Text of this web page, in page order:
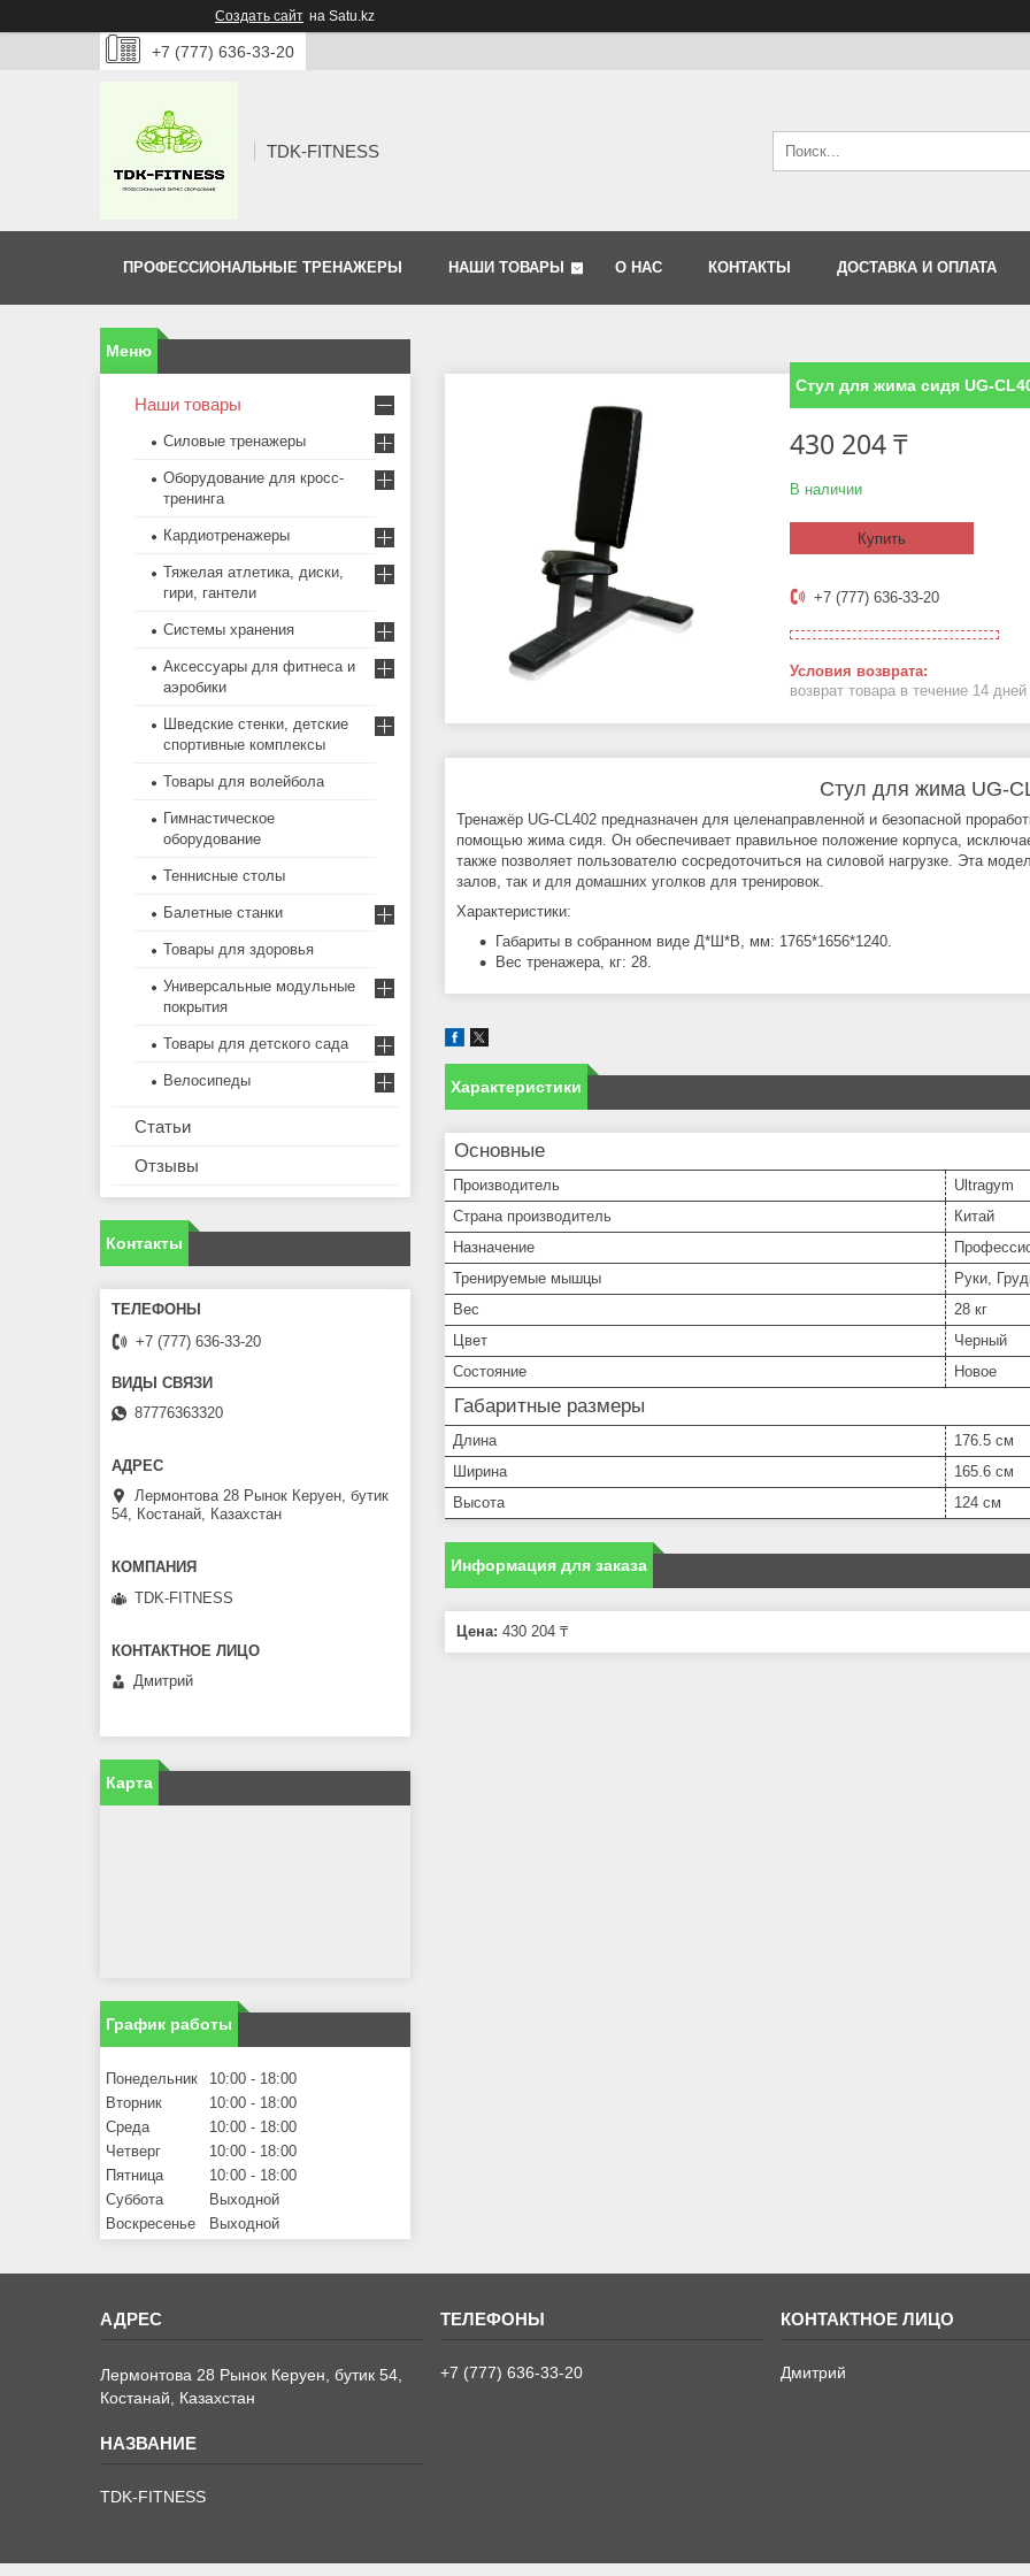
Создать сайт на Satu.kz
+7 (777) 636-33-20
TDK-FITNESS
ПРОФЕССИОНАЛЬНЫЕ ТРЕНАЖЕРЫ НАШИ ТОВАРЫ О НАС КОНТАКТЫ ДОСТАВКА И ОПЛАТА
Стул для жима сидя UG-
430 204 ₸
В наличии
Купить
+7 (777) 636-33-20
возврат товара в течение 14 дней
Стул для жима UG-
Тренажёр UG‑CL402 предназначен для целенаправленной и безопасной
помощью жима сидя. Он обеспечивает правильное положение корпуса,
также позволяет пользователю сосредоточиться на силовой нагрузке. Эта
залов, так и для домашних уголков для тренировок.
Характеристики:
Габариты в собранном виде Д*Ш*В, мм: 1765*1656*1240.
Вес тренажера, кг: 28.
Характеристики
Основные
Производитель
Ultragym
Страна производитель
Китай
Назначение
Тренируемые мышцы
Руки,
Вес
28 кг
Цвет
Черный
Состояние
Новое
Габаритные размеры
Длина
176.5 см
Ширина
165.6 см
Высота
124 см
Информация для заказа
Цена: 430 204 ₸
Наши товары
Силовые тренажеры
Оборудование для кросс-
тренинга
Кардиотренажеры
Тяжелая атлетика, диски,
гири, гантели
Системы хранения
Аксессуары для фитнеса и
аэробики
Шведские стенки, детские
спортивные комплексы
Товары для волейбола
Гимнастическое
оборудование
Теннисные столы
Балетные станки
Товары для здоровья
Универсальные модульные
покрытия
Товары для детского сада
Велосипеды
Статьи
Отзывы
Контакты
+7 (777) 636-33-20
87776363320
Лермонтова 28 Рынок Керуен, бутик
54, Костанай, Казахстан
TDK-FITNESS
Дмитрий
Карта
График работы
Понедельник 10:00
18:00
Вторник
10:00
18:00
Среда
10:00
18:00
Четверг
10:00
18:00
Пятница
10:00
18:00
Суббота
Выходной
Воскресенье
Выходной
Лермонтова 28 Рынок Керуен, бутик 54,
Костанай, Казахстан
TDK-FITNESS
+7 (777) 636-33-20 Дмитрий